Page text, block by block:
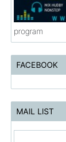
program
FACEBOOK
MAIL LIST